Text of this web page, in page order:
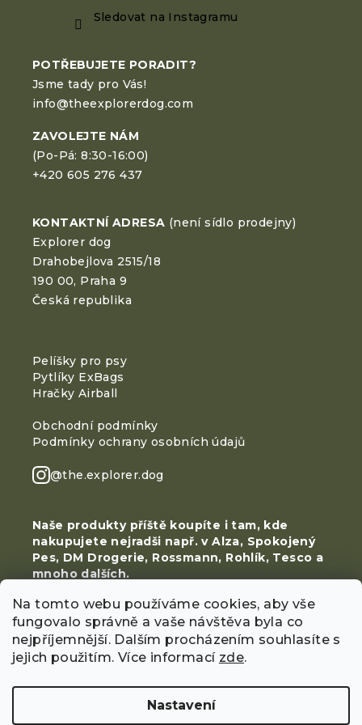
Na tomto webu používáme cookies, aby vše
fungovalo správně a vaše návštěva byla co
nejpříjemnější. Dalším procházením souhlasíte s
jejich použitím. Více informací zde.
Nastavení
Sledovat na Instagramu
POTŘEBUJETE PORADIT?
Jsme tady pro Vás!
info@theexplorerdog.com
ZAVOLEJTE NÁM
(Po-Pá: 8:30-16:00)
+420 605 276 437
KONTAKTNÍ ADRESA (není sídlo prodejny)
Explorer dog
Drahobejlova 2515/18
190 00, Praha 9
Česká republika
Pelíšky pro psy
Pytlíky ExBags
Hračky Airball
Obchodní podmínky
Podmínky ochrany osobních údajů
@the.explorer.dog
Naše produkty příště koupíte i tam, kde
nakupujete nejradši např. v Alza, Spokojený
Pes, DM Drogerie, Rossmann, Rohlík, Tesco a
mnoho dalších.
Explorer Dog
vyhrazena.